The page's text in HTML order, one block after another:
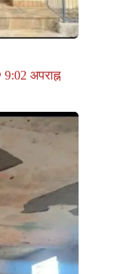
अपराह्न